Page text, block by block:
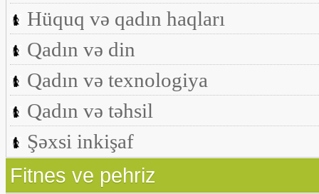
Hüquq və qadın haqları
Qadın və din
Qadın və texnologiya
Qadın və təhsil
Şəxsi inkişaf
Fitnes ve pehriz